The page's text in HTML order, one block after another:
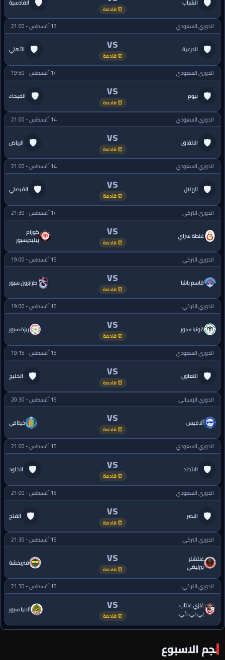
الشباب
⏰ قادمة
القادسية
الدوري السعودي 13 أغسطس - 21:00
🛡 الدرعية VS
⏰ قادمة
الأهلي 🛡
الدوري السعودي 14 أغسطس - 19:50
🛡 نيوم VS
⏰ قادمة
الفيحاء 🛡
الدوري السعودي 14 أغسطس - 21:00
🛡 الاتفاق VS
⏰ قادمة
الرياض 🛡
الدوري السعودي 14 أغسطس - 21:00
🛡 الهلال VS
⏰ قادمة
الفيصلي 🛡
الدوري التركي 14 أغسطس - 21:30
غلطة سراي VS
⏰ قادمة
كورام
بيليديسبور
الدوري التركي
15 أغسطس - 19:00
قاسم باشا VS
⏰ قادمة
طرابزون سبور
الدوري التركي 15 أغسطس - 19:00
قونيا سبور VS
⏰ قادمة
ريزة سبور
الدوري السعودي 15 أغسطس - 19:15
🛡 التعاون VS
⏰ قادمة
الخليج 🛡
الدوري الإسباني 15 أغسطس - 20:30
ألافيس VS
⏰ قادمة
خيتافي
الدوري السعودي 15 أغسطس - 21:00
🛡 الاتحاد VS
⏰ قادمة
الخلود 🛡
الدوري السعودي 15 أغسطس - 21:00
🛡 النصر VS
⏰ قادمة
الفتح 🛡
الدوري التركي
15 أغسطس - 21:30
غنتشلر
بيرليغي
VS
⏰ قادمة
فنربخشة
الدوري التركي
15 أغسطس - 21:30
غازي عنتاب
بي.بي.كي.
VS
⏰ قادمة
ألانيا سبور
نجم الاسبوع